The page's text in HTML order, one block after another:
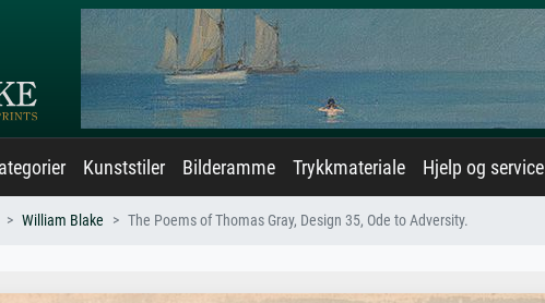
Kunststiler Bilderamme Trykkmateriale Hjelp og service
William Blake The Poems of Thomas Gray, Design 35, Ode to Adversity.